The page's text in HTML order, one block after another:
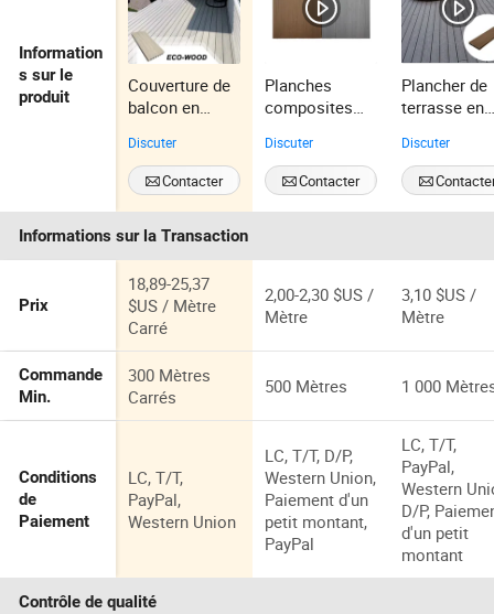
Information
s sur le
produit
Couverture de
balcon en
coûteuse,
meilleur
panneau
composite
Discuter
Contacter
Planches
composites
résistantes à
l'humidité et
écologiques
pour terrasses
composite de
bois et
plastique
Discuter
Contacter
Plancher de
terrasse en
bois-
résistant à
haute
température
Discuter
Informations sur la Transaction
Prix
18,89-25,37
$US / Mètre
Carré
2,00-2,30 $US /
Mètre
3,10 $US /
Mètre
Commande
Min.
300 Mètres
Carrés
500 Mètres 1 000
Conditions
de
Paiement
LC, T/T,
PayPal,
Western Union
LC, T/T, D/P,
Western Union,
Paiement d'un
petit montant,
PayPal
LC, T/T,
PayPal,
Western
D/P,
d'un petit
montant
Contrôle de qualité